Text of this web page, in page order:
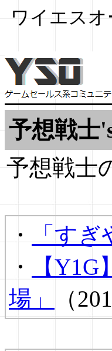
ワイエスオ
予想戦士
予想戦士
・
「す
・
【
場」
（